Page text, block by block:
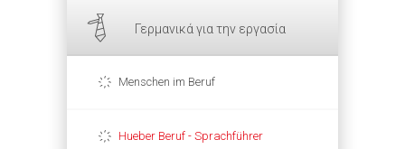
Γερμανικά για την εργασία
Menschen im Beruf
Hueber Beruf - Sprachführer